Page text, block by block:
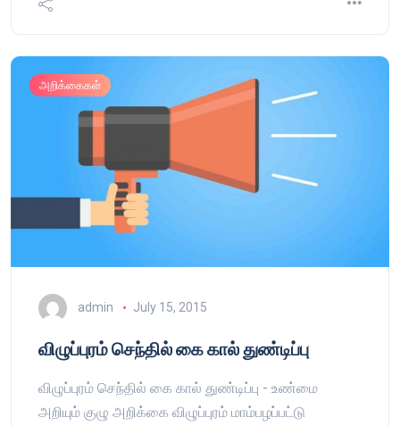
அறிக்கைகள்
admin July 15, 2015
விழுப்புரம் செந்தில் கை கால் துண்டிப்பு
விழுப்புரம் செந்தில் கை கால் துண்டிப்பு - உண்மை
அறியும் குழு அறிக்கை விழுப்புரம் மாம்பழப்பட்டு